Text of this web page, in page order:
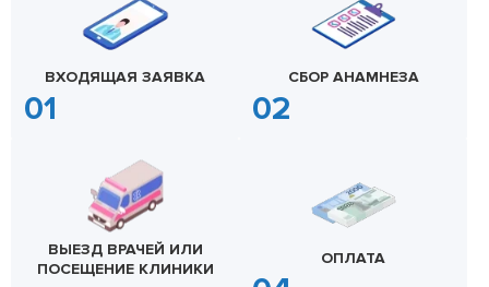
ВХОДЯЩАЯ ЗАЯВКА СБОР АНАМНЕЗА
ВЫЕЗД ВРАЧЕЙ ИЛИ
ПОСЕЩЕНИЕ КЛИНИКИ
ОПЛАТА